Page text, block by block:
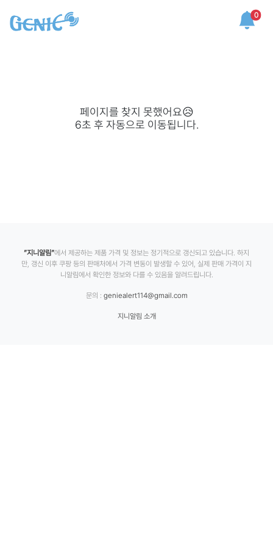
0
페이지를 찾지 못했어요😥
6초 후 자동으로 이동됩니다.
”지니알림”에서 제공하는 제품 가격 및 정보는 정기적으로 갱신되고 있습니다. 하지
만, 갱신 이후 쿠팡 등의 판매처에서 가격 변동이 발생할 수 있어, 실제 판매 가격이 지
니알림에서 확인한 정보와 다를 수 있음을 알려드립니다.
문의 : geniealert114@gmail.com
지니알림 소개